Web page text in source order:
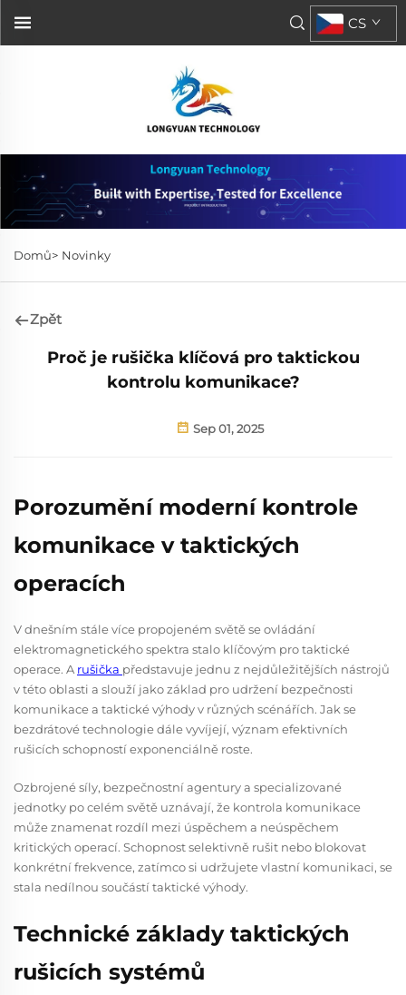
CS
Domů> Novinky
Zpět
Proč je rušička klíčová pro taktickou
kontrolu komunikace?
Sep 01, 2025
Porozumění moderní kontrole
komunikace v taktických
operacích
V dnešním stále více propojeném světě se ovládání
elektromagnetického spektra stalo klíčovým pro taktické
operace. A rušička představuje jednu z nejdůležitějších nástrojů
v této oblasti a slouží jako základ pro udržení bezpečnosti
komunikace a taktické výhody v různých scénářích. Jak se
bezdrátové technologie dále vyvíjejí, význam efektivních
rušicích schopností exponenciálně roste.
Ozbrojené síly, bezpečnostní agentury a specializované
jednotky po celém světě uznávají, že kontrola komunikace
může znamenat rozdíl mezi úspěchem a neúspěchem
kritických operací. Schopnost selektivně rušit nebo blokovat
konkrétní frekvence, zatímco si udržujete vlastní komunikaci, se
stala nedílnou součástí taktické výhody.
Technické základy taktických
rušicích systémů